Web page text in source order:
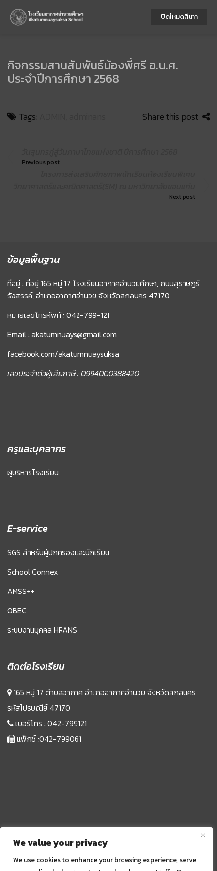
We value your privacy
We use cookies to enhance your browsing experience, serve
กิจกรรมสานสัมพันธ์น้องพี่ศรี อ.น.ศ.
ประจำปีการศึกษา 2568
Tags: Share this post
Previous post
Next post
ข้อมูลพื้นฐาน
ที่อยู่ : ที่อยู่ 165 หมู่ 17 โรงเรียนอากาศอำนวยศึกษา, ถนนสุราษฏร์
รังสรรค์, อำเภออากาศอำนวย จังหวัดสกลนคร 47170
หมายเลขโทรศัพท์ : 042-799-121
Email : akatumnuays@gmail.com
facebook.com/akatumnuaysuksa
เลขประจำตัวผู้เสียภาษี : 0994000388420
ครูและบุคลากร
ผู้บริหารโรงเรียน
E-service
SGS สำหรับผู้ปกครองและนักเรียน
School Connex
AMSS++
OBEC
ระบบงานบุคคล HRANS
ติดต่อโรงเรียน
165 หมู่ 17 ตำบลอากาศ อำเภออากาศอำนวย จังหวัดสกลนคร
รหัสไปรษณีย์ 47170
เบอร์โทร : 042-799121
แฟ็กซ์ :042-799061
ปิดโหมดสีเทา